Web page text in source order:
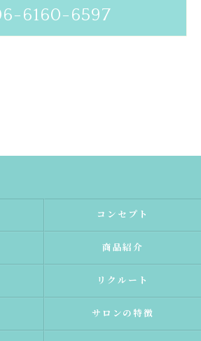
6160-6597
コンセプト
商品紹介
リクルート
サロンの特徴